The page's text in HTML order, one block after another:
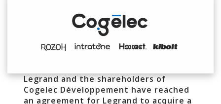
Legrand and the shareholders of
Cogelec Développement have reached
an agreement for Legrand to acquire a